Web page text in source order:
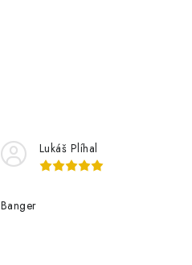
Lukáš Plíhal
Banger